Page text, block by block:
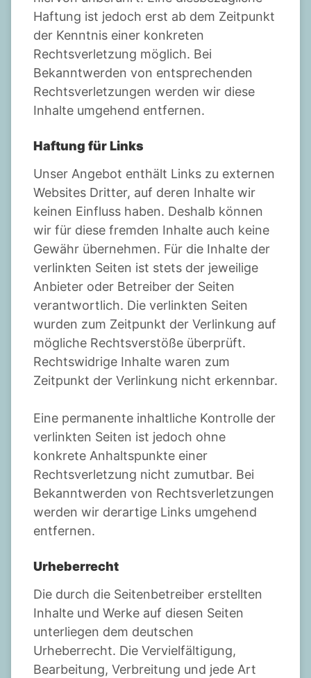
Haftung ist jedoch erst ab dem Zeitpunkt
der Kenntnis einer konkreten
Rechtsverletzung möglich. Bei
Bekanntwerden von entsprechenden
Rechtsverletzungen werden wir diese
Inhalte umgehend entfernen.
Haftung für Links
Unser Angebot enthält Links zu externen
Websites Dritter, auf deren Inhalte wir
keinen Einfluss haben. Deshalb können
wir für diese fremden Inhalte auch keine
Gewähr übernehmen. Für die Inhalte der
verlinkten Seiten ist stets der jeweilige
Anbieter oder Betreiber der Seiten
verantwortlich. Die verlinkten Seiten
wurden zum Zeitpunkt der Verlinkung auf
mögliche Rechtsverstöße überprüft.
Rechtswidrige Inhalte waren zum
Zeitpunkt der Verlinkung nicht erkennbar.
Eine permanente inhaltliche Kontrolle der
verlinkten Seiten ist jedoch ohne
konkrete Anhaltspunkte einer
Rechtsverletzung nicht zumutbar. Bei
Bekanntwerden von Rechtsverletzungen
werden wir derartige Links umgehend
entfernen.
Urheberrecht
Die durch die Seitenbetreiber erstellten
Inhalte und Werke auf diesen Seiten
unterliegen dem deutschen
Urheberrecht. Die Vervielfältigung,
Bearbeitung, Verbreitung und jede Art